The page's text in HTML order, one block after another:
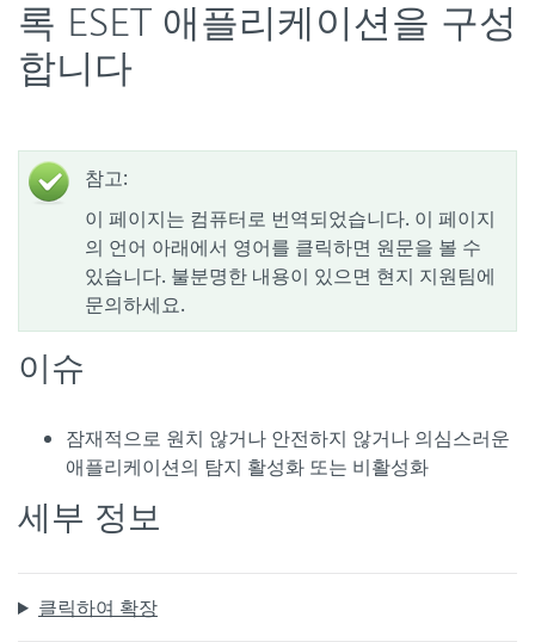
록 ESET 애플리케이션을 구성
합니다
참고:
이 페이지는 컴퓨터로 번역되었습니다. 이 페이지
의 언어 아래에서 영어를 클릭하면 원문을 볼 수
있습니다. 불분명한 내용이 있으면 현지 지원팀에
문의하세요.
이슈
잠재적으로 원치 않거나 안전하지 않거나 의심스러운
애플리케이션의 탐지 활성화 또는 비활성화
세부 정보
클릭하여 확장